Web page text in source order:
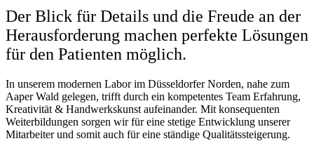
Der Blick für Details und die Freude an der
Herausforderung machen perfekte Lösungen
für den Patienten möglich.
In unserem modernen Labor im Düsseldorfer Norden, nahe zum
Aaper Wald gelegen, trifft durch ein kompetentes Team Erfahrung,
Kreativität & Handwerkskunst aufeinander. Mit konsequenten
Weiterbildungen sorgen wir für eine stetige Entwicklung unserer
Mitarbeiter und somit auch für eine ständige Qualitätssteigerung.